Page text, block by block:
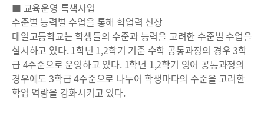
■ 교육운영 특색사업
수준별 능력별 수업을 통해 학업력 신장
대일고등학교는 학생들의 수준과 능력을 고려한 수준별 수업을
실시하고 있다. 1학년 1,2학기 기준 수학 공통과정의 경우 3학
급 4수준으로 운영하고 있다. 1학년 1,2학기 영어 공통과정의
경우에도 3학급 4수준으로 나누어 학생마다의 수준을 고려한
학업 역량을 강화시키고 있다.